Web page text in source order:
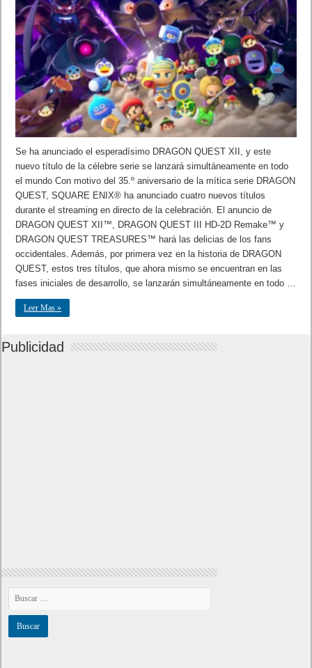
Se ha anunciado el esperadísimo DRAGON QUEST XII, y este
nuevo título de la célebre serie se lanzará simultáneamente en todo
el mundo Con motivo del 35.º aniversario de la mítica serie DRAGON
QUEST, SQUARE ENIX® ha anunciado cuatro nuevos títulos
durante el streaming en directo de la celebración. El anuncio de
DRAGON QUEST XII™, DRAGON QUEST III HD-2D Remake™ y
DRAGON QUEST TREASURES™ hará las delicias de los fans
occidentales. Además, por primera vez en la historia de DRAGON
QUEST, estos tres títulos, que ahora mismo se encuentran en las
fases iniciales de desarrollo, se lanzarán simultáneamente en todo …
Leer Mas »
Publicidad